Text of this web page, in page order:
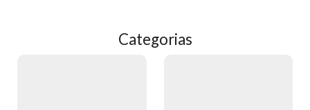
Categorias